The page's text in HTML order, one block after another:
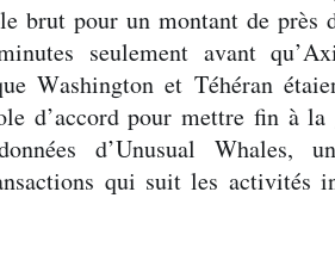
brut pour un montant de près
seulement avant
Washington et Téhéran
d’accord pour mettre fin à la
d’Unusual Whales,
qui suit les activités